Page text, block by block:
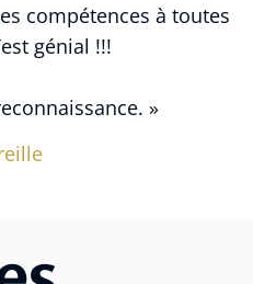
compétences à toutes
génial !!!
»